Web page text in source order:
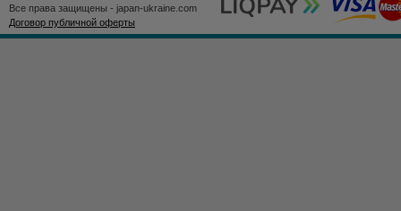
Все права защищены - japan-ukraine.com
Договор публичной оферты